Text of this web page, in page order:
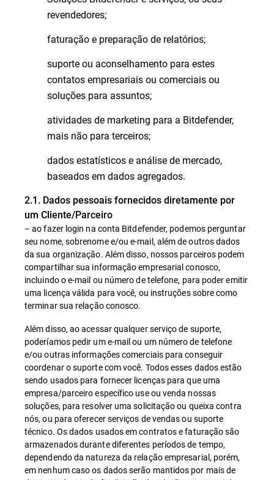
revendedores;
faturação e preparação de relatórios;
suporte ou aconselhamento para estes
contatos empresariais ou comerciais ou
soluções para assuntos;
atividades de marketing para a Bitdefender,
mais não para terceiros;
dados estatísticos e análise de mercado,
baseados em dados agregados.
2.1. Dados pessoais fornecidos diretamente por
um Cliente/Parceiro
– ao fazer login na conta Bitdefender, podemos perguntar
seu nome, sobrenome e/ou e-mail, além de outros dados
da sua organização. Além disso, nossos parceiros podem
compartilhar sua informação empresarial conosco,
incluindo o e-mail ou número de telefone, para poder emitir
uma licença válida para você, ou instruções sobre como
terminar sua relação conosco.
Além disso, ao acessar qualquer serviço de suporte,
poderíamos pedir um e-mail ou um número de telefone
e/ou outras informações comerciais para conseguir
coordenar o suporte com você. Todos esses dados estão
sendo usados para fornecer licenças para que uma
empresa/parceiro específico use ou venda nossas
soluções, para resolver uma solicitação ou queixa contra
nós, ou para oferecer serviços de vendas ou suporte
técnico. Os dados usados em contratos e faturação são
armazenados durante diferentes períodos de tempo,
dependendo da natureza da relação empresarial, porém,
em nenhum caso os dados serão mantidos por mais de